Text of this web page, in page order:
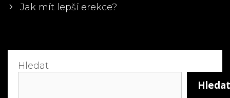
navigation
Jak mít lepší erekce?
Hledat
Hledat